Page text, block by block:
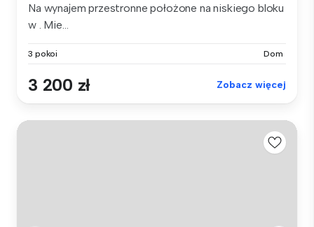
Na wynajem przestronne położone na niskiego bloku
w . Mie...
3 pokoi Dom
3 200 zł Zobacz więcej